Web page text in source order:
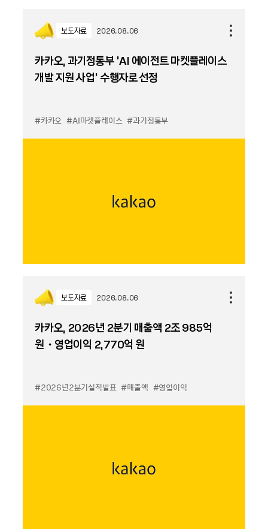
보도자료 2026.08.06
카카오, 과기정통부 ‘AI 에이전트 마켓플레이스
개발 지원 사업’ 수행자로 선정
#카카오 #AI마켓플레이스 #과기정통부
보도자료 2026.08.06
카카오, 2026년 2분기 매출액 2조 985억
원・영업이익 2,770억 원
#2026년2분기실적발표 #매출액 #영업이익